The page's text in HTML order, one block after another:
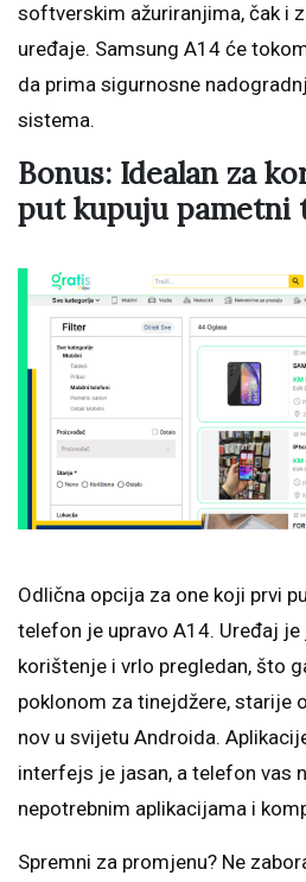
softverskim ažuriranjima, čak i
uređaje. Samsung A14 će
da prima sigurnosne
sistema.
Bonus: Idealan za
put kupuju pametni
Odlična opcija za one koji prvi
telefon je upravo A14. Uređaj
korištenje i vrlo pregledan, što
poklonom za tinejdžere, starije
nov u svijetu Androida.
interfejs je jasan, a telefon vas
nepotrebnim aplikacijama i
Spremni za promjenu? Ne